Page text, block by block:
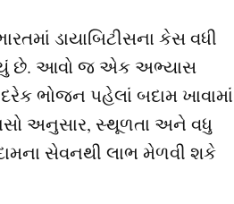
ડાયાબિટીસના કેસ વધી
છે. આવો જ એક અભ્યાસ
ભોજન પહેલાં બદામ ખાવામાં
અનુસાર, સ્થૂળતા અને વધુ
સેવનથી લાભ મેળવી શકે